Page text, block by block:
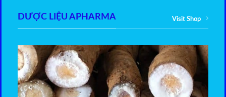
DƯỢC LIỆU APHARMA Visit Shop